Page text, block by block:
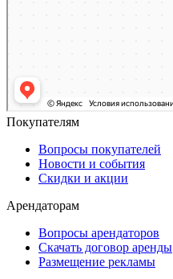
Покупателям
Вопросы покупателей
Новости и события
Скидки и акции
Арендаторам
Вопросы арендаторов
Скачать договор аренды
Размещение рекламы